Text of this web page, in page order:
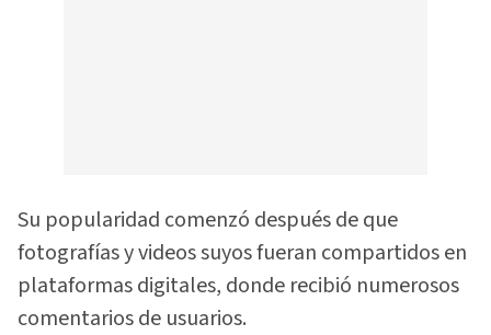
Su popularidad comenzó después de que
fotografías y videos suyos fueran compartidos en
plataformas digitales, donde recibió numerosos
comentarios de usuarios.